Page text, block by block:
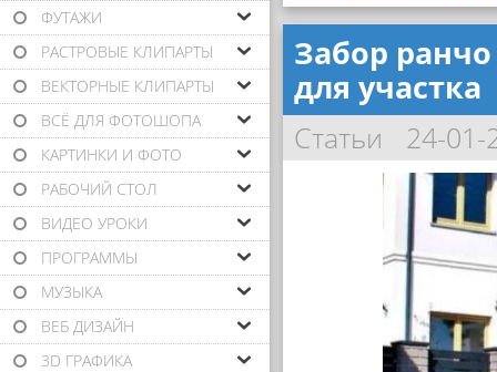
ФУТАЖИ
РАСТРОВЫЕ КЛИПАРТЫ
ВЕКТОРНЫЕ КЛИПАРТЫ
ВСЁ ДЛЯ ФОТОШОПА
КАРТИНКИ И ФОТО
РАБОЧИЙ СТОЛ
ВИДЕО УРОКИ
ПРОГРАММЫ
МУЗЫКА
ВЕБ ДИЗАЙН
3D ГРАФИКА
Забор
для участка
Статьи 24-